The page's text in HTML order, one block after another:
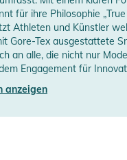
Pockets
und
für ihre Philosophie
Athleten und Künstler
Gore-Tex ausgestattete
an alle, die nicht nur
Engagement für
anzeigen